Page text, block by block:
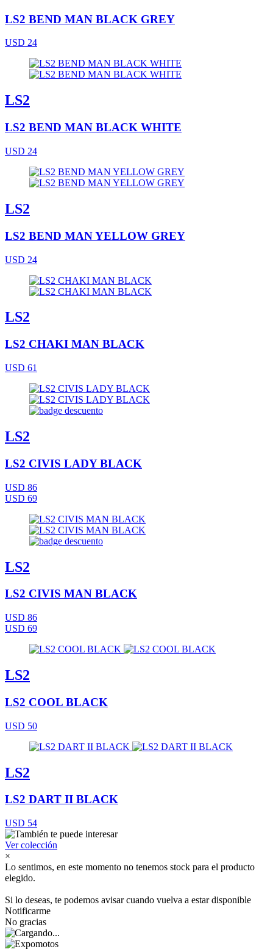
LS2 BEND MAN BLACK GREY
USD 24
LS2
LS2 BEND MAN BLACK WHITE
USD 24
LS2
LS2 BEND MAN YELLOW GREY
USD 24
LS2
LS2 CHAKI MAN BLACK
USD 61
LS2
LS2 CIVIS LADY BLACK
USD 86
USD 69
LS2
LS2 CIVIS MAN BLACK
USD 86
USD 69
LS2
LS2 COOL BLACK
USD 50
LS2
LS2 DART II BLACK
USD 54
Ver colección
×
Lo sentimos, en este momento no tenemos stock para el producto
elegido.
Si lo deseas, te podemos avisar cuando vuelva a estar disponible
Notificarme
No gracias